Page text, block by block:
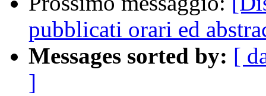
pubblicati orari ed
Messages sorted by: [
]